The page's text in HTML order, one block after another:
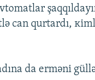
cаn qurtаrdı,
dа еrməni